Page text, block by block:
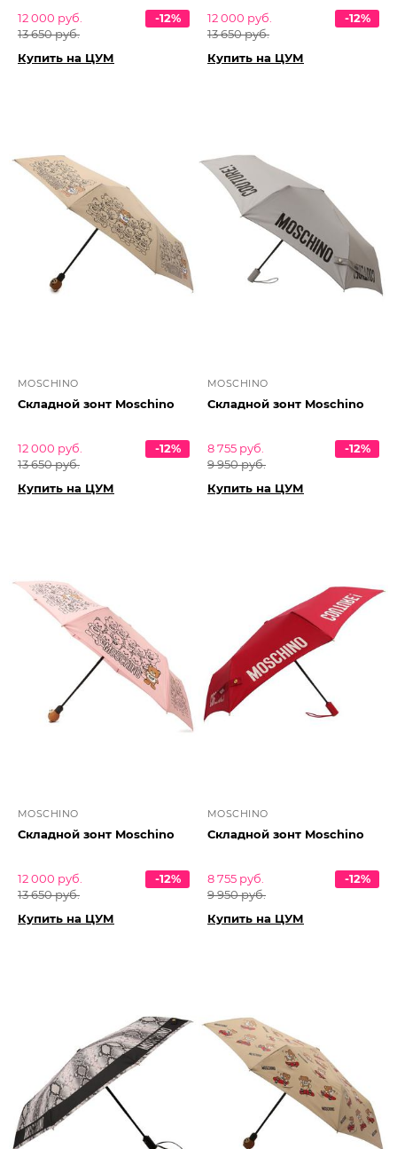
12 000 руб.
13 650 руб.
-12%
Купить на ЦУМ
12 000 руб.
13 650 руб.
-12%
Купить на ЦУМ
MOSCHINO
Складной зонт Moschino
12 000 руб.
13 650 руб.
-12%
Купить на ЦУМ
MOSCHINO
Складной зонт Moschino
8 755 руб.
9 950 руб.
-12%
Купить на ЦУМ
MOSCHINO
Складной зонт Moschino
12 000 руб.
13 650 руб.
-12%
Купить на ЦУМ
MOSCHINO
Складной зонт Moschino
8 755 руб.
9 950 руб.
-12%
Купить на ЦУМ